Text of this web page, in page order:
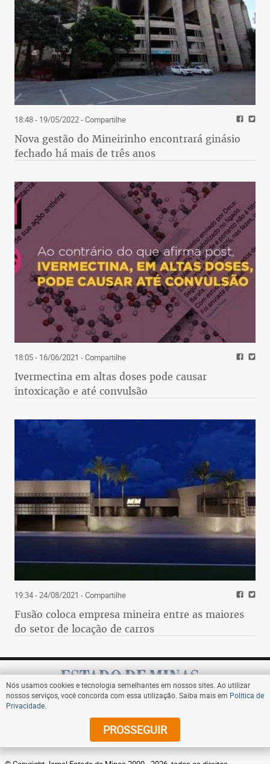
18:48 - 19/05/2022- Compartilhe
Nova gestão do Mineirinho encontrará ginásio
fechado há mais de três anos
18:05 - 16/06/2021 - Compartilhe
Ivermectina em altas doses pode causar
intoxicação e até convulsão
19:34 - 24/08/2021 - Compartilhe
Fusão coloca empresa mineira entre as maiores
do setor de locação de carros
Assine
Nós usamos cookies e tecnologia semelhantes em nossos sites. Ao utilizar
nossos serviços, você concorda com essa utilização. Saiba mais em Política de
Privacidade
PROSSEGUIR